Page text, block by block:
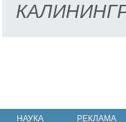
НАУКА РЕКЛАМА